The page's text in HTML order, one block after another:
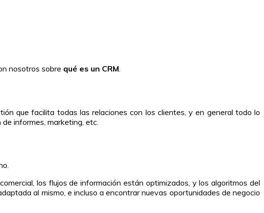
nosotros sobre qué es un CRM
que facilita todas las relaciones con los clientes, y en general todo lo
informes, marketing, etc.
los flujos de información están optimizados, y los algoritmos del
al mismo, e incluso a encontrar nuevas oportunidades de negocio